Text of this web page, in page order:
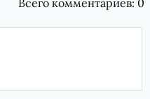
Всего комментариев: 0